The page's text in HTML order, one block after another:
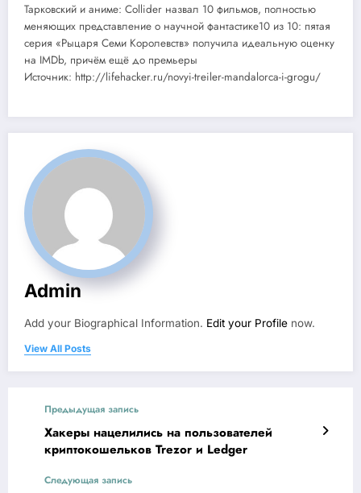
Тарковский и аниме: Collider назвал 10 фильмов, полностью
меняющих представление о научной фантастике10 из 10: пятая
серия «Рыцаря Семи Королевств» получила идеальную оценку
на IMDb, причём ещё до премьеры
Источник: http://lifehacker.ru/novyi-treiler-mandalorca-i-grogu/
Admin
Add your Biographical Information. Edit your Profile now.
View All Posts
Предыдущая запись
Хакеры нацелились на пользователей
криптокошельков Trezor и Ledger
Следующая запись